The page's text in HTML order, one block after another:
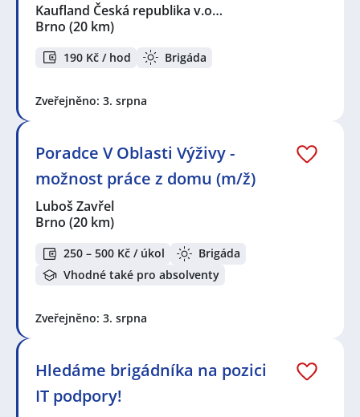
Kaufland Česká republika v.o…
Brno (20 km)
190 Kč / hod Brigáda
Zveřejněno: 3. srpna
Poradce V Oblasti Výživy -
možnost práce z domu (m/ž)
Luboš Zavřel
Brno (20 km)
250 – 500 Kč / úkol
Brigáda
Vhodné také pro absolventy
Zveřejněno: 3. srpna
Hledáme brigádníka na pozici
IT podpory!